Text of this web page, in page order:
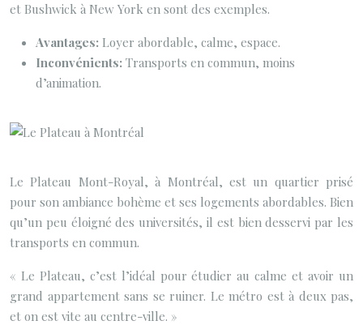
et Bushwick à New York en sont des exemples.
Avantages: Loyer abordable, calme, espace.
Inconvénients: Transports en commun, moins
d’animation.
Le Plateau Mont-Royal, à Montréal, est un quartier prisé
pour son ambiance bohème et ses logements abordables. Bien
qu’un peu éloigné des universités, il est bien desservi par les
transports en commun.
« Le Plateau, c’est l’idéal pour étudier au calme et avoir un
grand appartement sans se ruiner. Le métro est à deux pas,
et on est vite au centre-ville. »